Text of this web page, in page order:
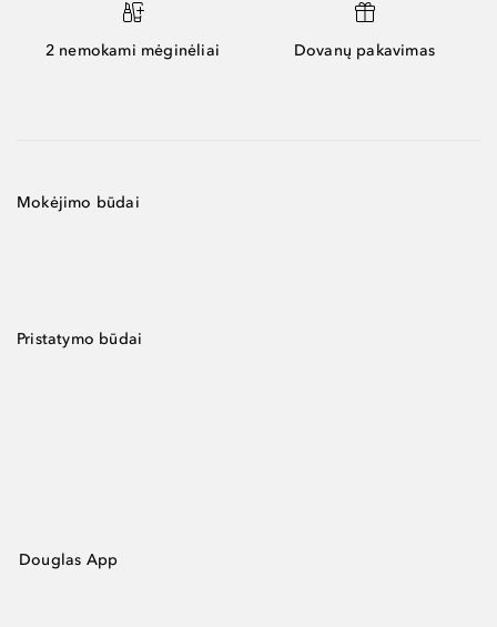
2 nemokami mėginėliai Dovanų pakavimas
Mokėjimo būdai
Pristatymo būdai
Douglas App